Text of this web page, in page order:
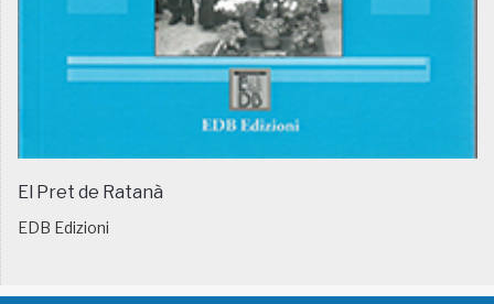
El Pret de Ratanà
EDB Edizioni